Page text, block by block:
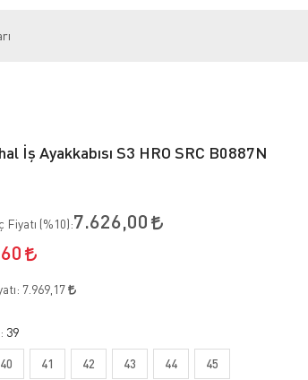
İş Ayakkabısı S3 HRO SRC B0887N
Fiyatı (%10):7.626,00
7.969,17
39
40 41 42 43 44 45